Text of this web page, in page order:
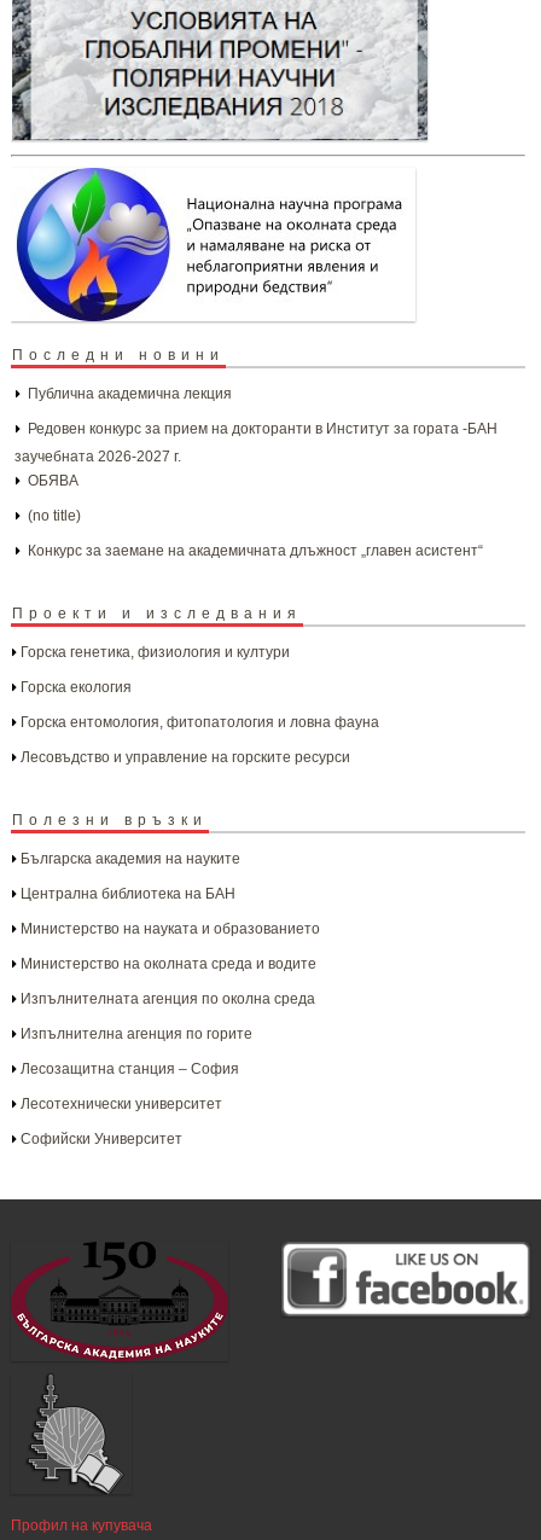
Последни новини
Публична академична лекция
Редовен конкурс за прием на докторанти в Институт за гората -БАН
заучебната 2026-2027 г.
ОБЯВА
(no title)
Конкурс за заемане на академичната длъжност „главен асистент“
Проекти и изследвания
Горска генетика, физиология и култури
Горска екология
Горска ентомология, фитопатология и ловна фауна
Лесовъдство и управление на горските ресурси
Полезни връзки
Българска aкадемия на науките
Централна библиотека на БАН
Министерство на науката и образованието
Министерство на околната среда и водите
Изпълнителната агенция по околна среда
Изпълнителна агенция по горите
Лесозащитна станция – София
Лесотехнически университет
Софийски Университет
Профил на купувача